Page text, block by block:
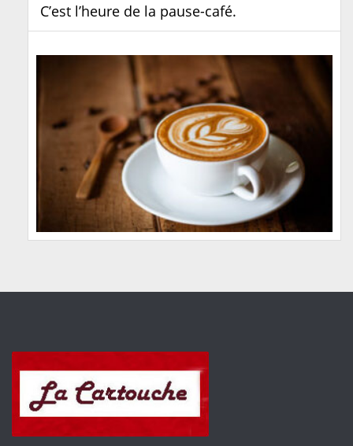
C’est l’heure de la pause-café.